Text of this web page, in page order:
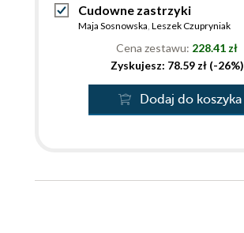
Cudowne zastrzyki
Maja Sosnowska, Leszek Czupryniak
Cena zestawu: 228.41 zł
Zyskujesz: 78.59 zł (-26%)
Dodaj do koszyka